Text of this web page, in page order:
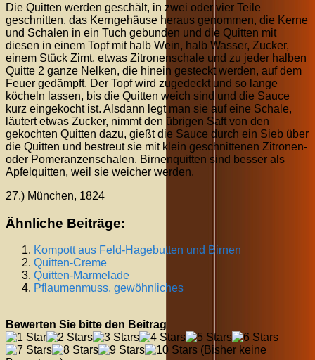
Die Quitten werden geschält, in zwei oder vier Teile
geschnitten, das Kerngehäuse heraus genommen, die Kerne
und Schalen in ein Tuch gebunden und die Quitten mit
diesen in einem Topf mit halb Wein, halb Wasser, Zucker,
einem Stück Zimt, etwas Zitronenschale und zu jeder halben
Quitte 2 ganze Nelken, die hinein gesteckt werden, auf dem
Feuer gedämpft. Der Topf wird zugedeckt und so lange
köcheln lassen, bis die Quitten weich sind und die Sauce
kurz eingekocht ist. Alsdann legt man sie auf eine Schale,
läutert etwas Zucker, nimmt den übrigen Saft von den
gekochten Quitten dazu, gießt die Sauce durch ein Sieb über
die Quitten und bestreut sie mit klein geschnittenen Zitronen-
oder Pomeranzenschalen. Birnenquitten sind besser als
Apfelquitten, weil sie weicher werden.
27.) München, 1824
Ähnliche Beiträge:
Kompott aus Feld-Hagebutten und Birnen
Quitten-Creme
Quitten-Marmelade
Pflaumenmuss, gewöhnliches
Bewerten Sie bitte den Beitrag
(Bisher keine